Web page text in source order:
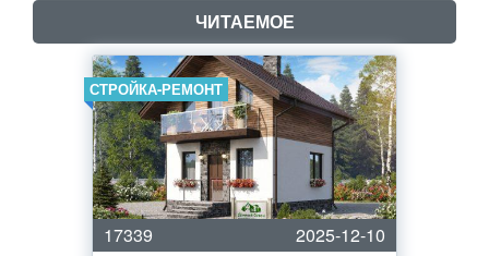
ЧИТАЕМОЕ
СТРОЙКА-РЕМОНТ
17339
2025-12-10